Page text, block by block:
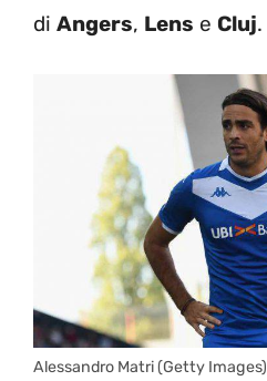
di Angers, Lens e Cluj.
Alessandro Matri (Getty Images)